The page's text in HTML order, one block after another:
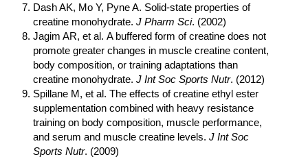
Dash AK, Mo Y, Pyne A. Solid-state properties of
creatine monohydrate. J Pharm Sci. (2002)
Jagim AR, et al. A buffered form of creatine does not
promote greater changes in muscle creatine content,
body composition, or training adaptations than
creatine monohydrate. J Int Soc Sports Nutr. (2012)
Spillane M, et al. The effects of creatine ethyl ester
supplementation combined with heavy resistance
training on body composition, muscle performance,
and serum and muscle creatine levels. J Int Soc
Sports Nutr. (2009)